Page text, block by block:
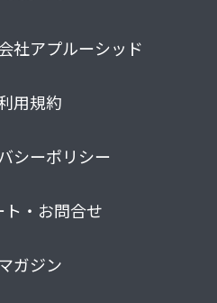
社アプルーシッド
用規約
シーポリシー
ト・お問合せ
ガジン